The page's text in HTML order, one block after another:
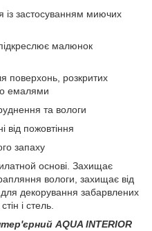
застосуванням миючих
малюнок
поверхонь, розкритих
емалями
та вологи
від пожовтіння
запаху
основі. Захищає
вологи, захищає від
для декорування забарвлених
і стель.
AQUA INTERIOR